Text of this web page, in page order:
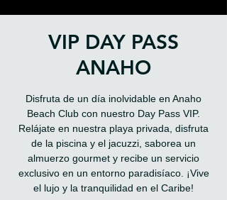
VIP DAY PASS
ANAHO
Disfruta de un día inolvidable en Anaho
Beach Club con nuestro Day Pass VIP.
Relájate en nuestra playa privada, disfruta
de la piscina y el jacuzzi, saborea un
almuerzo gourmet y recibe un servicio
exclusivo en un entorno paradisíaco. ¡Vive
el lujo y la tranquilidad en el Caribe!